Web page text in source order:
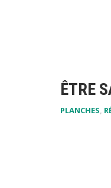
ÊTRE
PLANCHES,